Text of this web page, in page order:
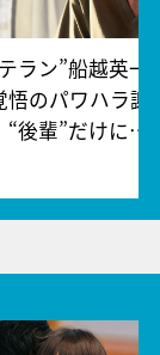
ラン”船越英一
悟のパワハラ謝
“後輩”だけに…